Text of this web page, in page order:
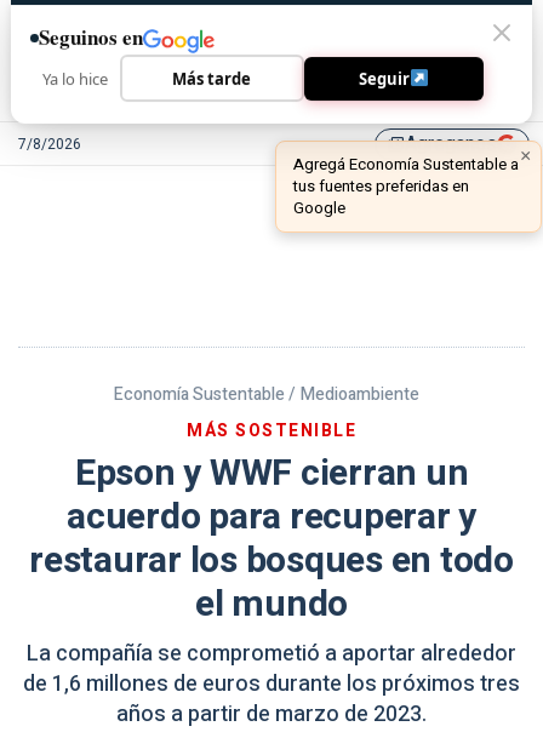
7/8/2026 library_addAgreganos
Economía Sustentable / Medioambiente
MÁS SOSTENIBLE
Epson y WWF cierran un
acuerdo para recuperar y
restaurar los bosques en todo
el mundo
La compañía se comprometió a aportar alrededor
de 1,6 millones de euros durante los próximos tres
años a partir de marzo de 2023.
Seguinos en
Ya lo hice Más tarde Seguir